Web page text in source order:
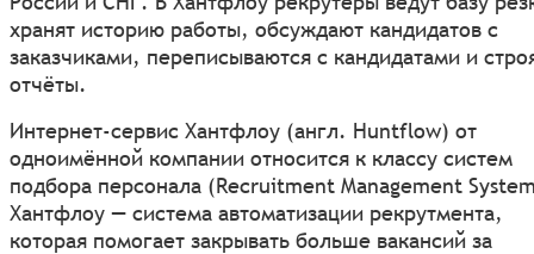
хранят историю работы, обсуждают кандидатов с
заказчиками, переписываются с кандидатами и
отчёты.
Интернет-сервис Хантфлоу (англ. Huntflow) от
одноимённой компании относится к классу систем
подбора персонала (Recruitment Management
Хантфлоу — система автоматизации рекрутмента,
которая помогает закрывать больше вакансий за